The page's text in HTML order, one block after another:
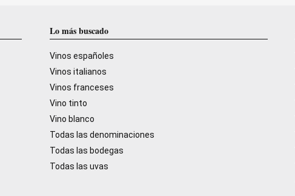
Lo más buscado
Vinos españoles
Vinos italianos
Vinos franceses
Vino tinto
Vino blanco
Todas las denominaciones
Todas las bodegas
Todas las uvas